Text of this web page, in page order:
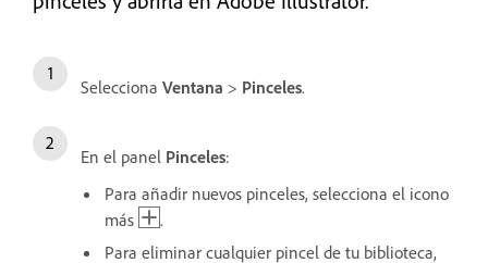
Selecciona Ventana > Pinceles.
En el panel Pinceles:
Para añadir nuevos pinceles, selecciona el icono
más
.
Para eliminar cualquier pincel de tu biblioteca,